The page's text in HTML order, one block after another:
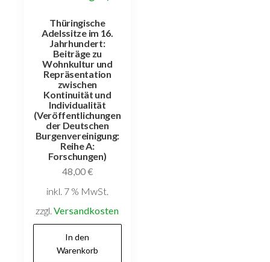
Thüringische
Adelssitze im 16.
Jahrhundert:
Beiträge zu
Wohnkultur und
Repräsentation
zwischen
Kontinuität und
Individualität
(Veröffentlichungen
der Deutschen
Burgenvereinigung:
Reihe A:
Forschungen)
48,00€
inkl. 7 % MwSt.
zzgl.Versandkosten
In den
Warenkorb